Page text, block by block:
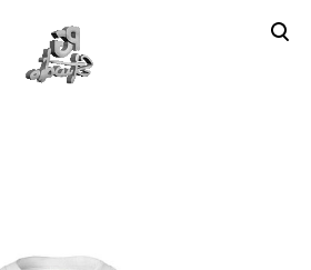
Vaata ostukorvi